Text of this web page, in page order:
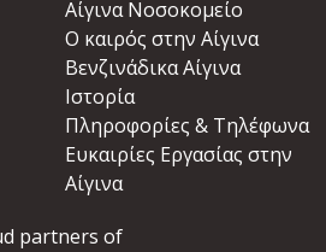
Αίγινα Νοσοκομείο
Ο καιρός στην Αίγινα
Βενζινάδικα Αίγινα
Ιστορία
Πληροφορίες & Τηλέφωνα
Ευκαιρίες Εργασίας στην
Αίγινα
partners of